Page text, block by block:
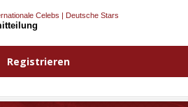
Celebs | Deutsche Stars
Registrieren